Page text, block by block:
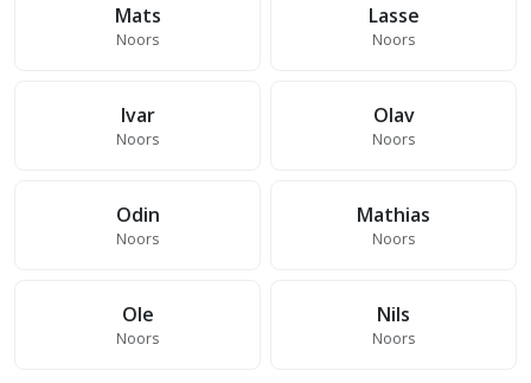
Mats
Noors
Lasse
Noors
Ivar
Noors
Olav
Noors
Odin
Noors
Mathias
Noors
Ole
Noors
Nils
Noors